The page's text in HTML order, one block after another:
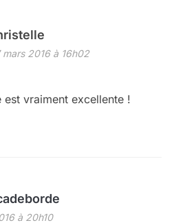
mars 2016 à 16h02
est vraiment excellente !
à 20h10